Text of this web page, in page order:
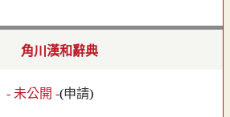
角川漢和辭典
- 未公開 -(申請)